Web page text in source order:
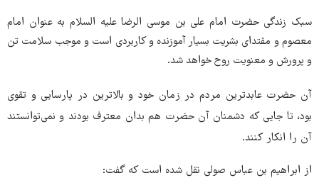
سبک زندگی حضرت امام علی بن موسی الرضا علیه السلام به عنوان امام
معصوم و مقتدای بشریت بسیار آموزنده و کاربردی است و موجب سلامت تن
و پرورش و معنویت روح خواهد شد.
آن حضرت عابدترین مردم در زمان خود و بالاترین در پارسایی و تقوی
بود، تا جایی که دشمنان آن حضرت هم بدان معترف بودند و نمی‌توانستند
آن را انکار کنند.
از ابراهیم بن عباس صولی نقل شده است که گفت: